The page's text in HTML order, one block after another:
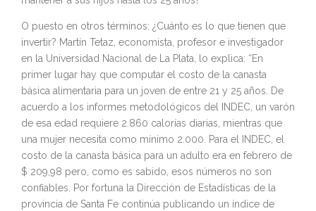
O puesto en otros términos: ¿Cuánto es lo que tienen que
invertir? Martín Tetaz, economista, profesor e investigador
en la Universidad Nacional de La Plata, lo explica: “En
primer lugar hay que computar el costo de la canasta
básica alimentaria para un joven de entre 21 y 25 años. De
acuerdo a los informes metodológicos del INDEC, un varón
de esa edad requiere 2.860 calorías diarias, mientras que
una mujer necesita como mínimo 2.000. Para el INDEC, el
costo de la canasta básica para un adulto era en febrero de
$ 209,98 pero, como es sabido, esos números no son
confiables. Por fortuna la Dirección de Estadísticas de la
provincia de Santa Fe continúa publicando un índice de